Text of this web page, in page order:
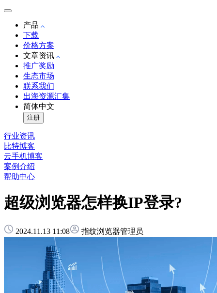
产品
下载
价格方案
文章资讯
推广奖励
生态市场
联系我们
出海资源汇集
简体中文
注册
行业资讯
比特博客
云手机博客
案例介绍
帮助中心
超级浏览器怎样换IP登录?
2024.11.13 11:08 指纹浏览器管理员